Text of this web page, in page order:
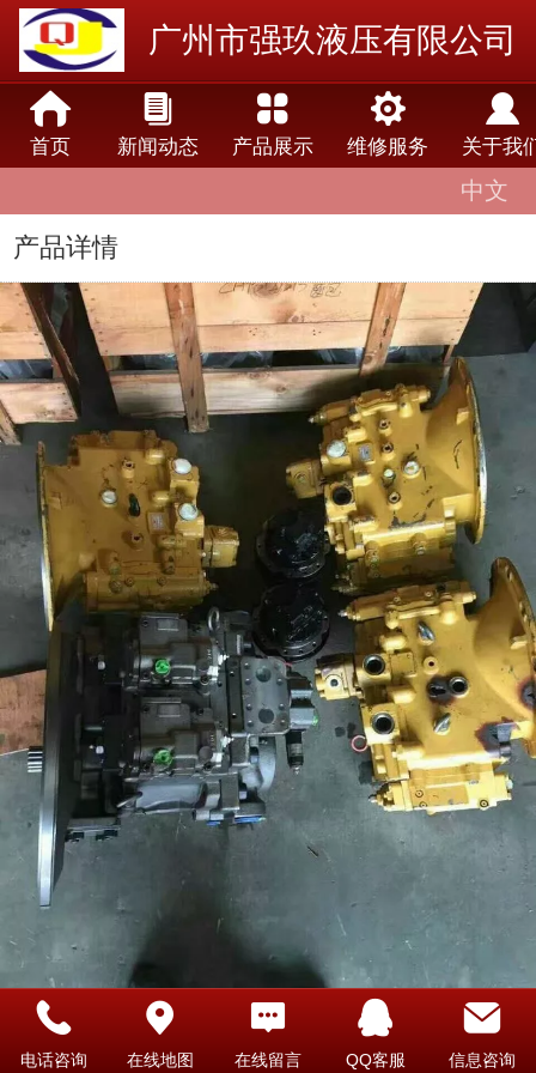
广州市强玖液压有限公司
首页 新闻动态 产品展示 维修服务 关于我
中文
中文
lengua española
产品详情
CAT312D液压柱塞泵
电话咨询 在线地图 在线留言 QQ客服 信息咨询